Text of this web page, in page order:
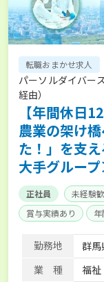
転職おまかせ求人
パーソルダイバー
経由）
【年間休日
農業の架け
た！」を支
大手グループ
正社員 未経験
賞与実績あり
社会保険完備
勤務地
群馬
業 種
福祉